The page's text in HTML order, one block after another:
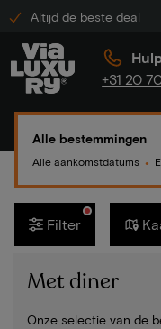
Altijd de beste deal
+31 20
Alle bestemmingen
Alle aankomstdatums ●
Filter
Met diner
Onze selectie van de